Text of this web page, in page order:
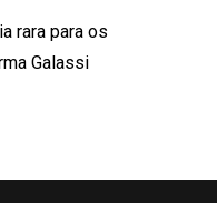
rara para os
Galassi